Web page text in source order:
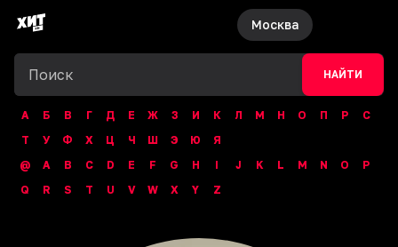
Москва
НАЙТИ
А Б В Г Д Е Ж З И К Л М Н О П Р
С
Т
У Ф Х Ц Ч Ш Э Ю
Я
@
A B C D E F G H I J K L M N O
P
Q
R S T U V W X Y Z